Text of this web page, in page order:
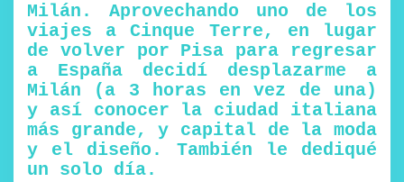
Milán. Aprovechando uno de los
viajes a Cinque Terre, en lugar
de volver por Pisa para regresar
a España decidí desplazarme a
Milán (a 3 horas en vez de una)
y así conocer la ciudad italiana
más grande, y capital de la moda
y el diseño. También le dediqué
un solo día.